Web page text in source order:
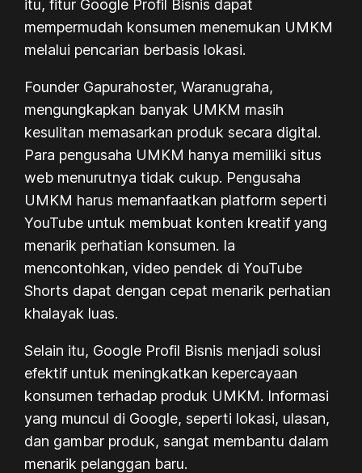
itu, fitur Google Profil Bisnis dapat
mempermudah konsumen menemukan UMKM
melalui pencarian berbasis lokasi.
Founder Gapurahoster, Waranugraha,
mengungkapkan banyak UMKM masih
kesulitan memasarkan produk secara digital.
Para pengusaha UMKM hanya memiliki situs
web menurutnya tidak cukup. Pengusaha
UMKM harus memanfaatkan platform seperti
YouTube untuk membuat konten kreatif yang
menarik perhatian konsumen. Ia
mencontohkan, video pendek di YouTube
Shorts dapat dengan cepat menarik perhatian
khalayak luas.
Selain itu, Google Profil Bisnis menjadi solusi
efektif untuk meningkatkan kepercayaan
konsumen terhadap produk UMKM. Informasi
yang muncul di Google, seperti lokasi, ulasan,
dan gambar produk, sangat membantu dalam
menarik pelanggan baru.